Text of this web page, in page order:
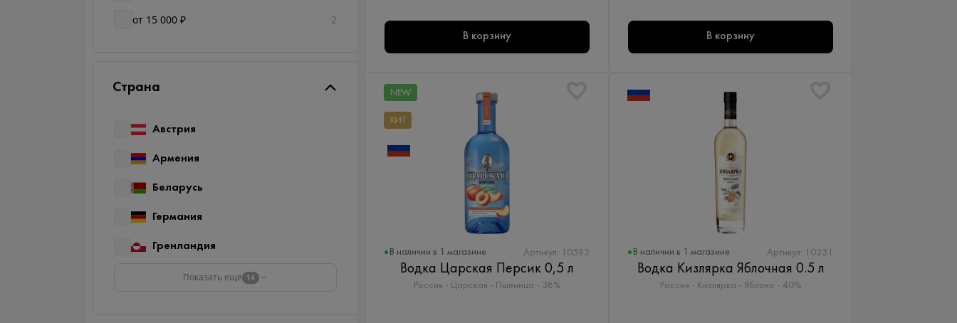
от 15 000 ₽
2
Страна
Австрия
Армения
Беларусь
Германия
Гренландия
Показать ещё 14
В корзину В корзину
NEW
ХИТ
В наличии в 1 магазине Артикул: 10592
Водка Царская Персик 0,5 л
Россия - Царская - Пшеница - 38%
В наличии в 1 магазине Артикул: 10231
Водка Кизлярка Яблочная 0.5 л
Россия - Кизлярка - Яблоко - 40%